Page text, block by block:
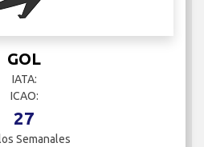
GOL
IATA:
ICAO:
27
Semanales